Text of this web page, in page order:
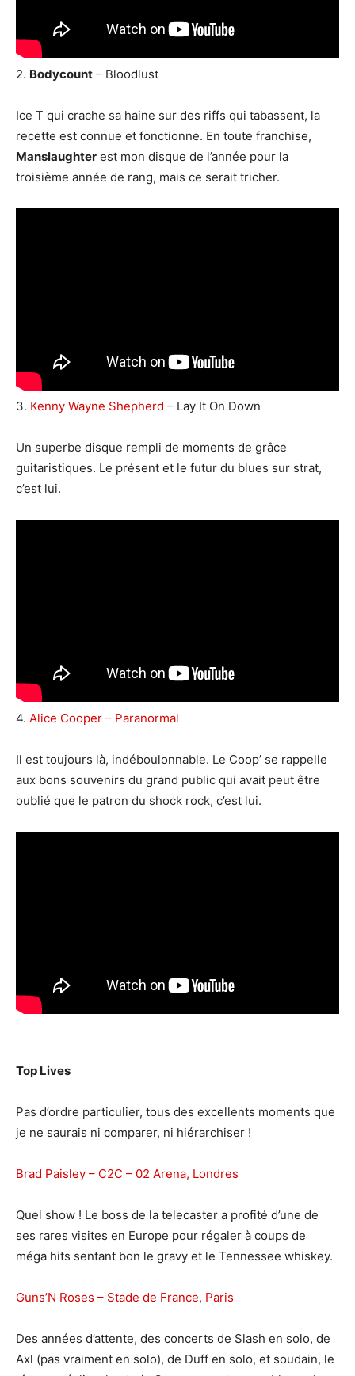
2. Bodycount – Bloodlust
Ice T qui crache sa haine sur des riffs qui tabassent, la
recette est connue et fonctionne. En toute franchise,
Manslaughter est mon disque de l’année pour la
troisième année de rang, mais ce serait tricher.
3. Kenny Wayne Shepherd – Lay It On Down
Un superbe disque rempli de moments de grâce
guitaristiques. Le présent et le futur du blues sur strat,
c’est lui.
4. Alice Cooper – Paranormal
Il est toujours là, indéboulonnable. Le Coop’ se rappelle
aux bons souvenirs du grand public qui avait peut être
oublié que le patron du shock rock, c’est lui.
Top Lives
Pas d’ordre particulier, tous des excellents moments que
je ne saurais ni comparer, ni hiérarchiser !
Brad Paisley – C2C – 02 Arena, Londres
Quel show ! Le boss de la telecaster a profité d’une de
ses rares visites en Europe pour régaler à coups de
méga hits sentant bon le gravy et le Tennessee whiskey.
Guns’N Roses – Stade de France, Paris
Des années d’attente, des concerts de Slash en solo, de
Axl (pas vraiment en solo), de Duff en solo, et soudain, le